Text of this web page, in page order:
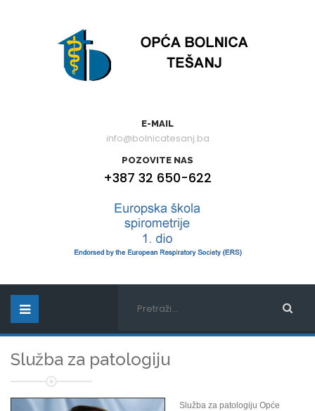
E-MAIL
info@bolnicatesanj.ba
POZOVITE NAS
+387 32 650-622
Služba za patologiju
Služba za patologiju Opće